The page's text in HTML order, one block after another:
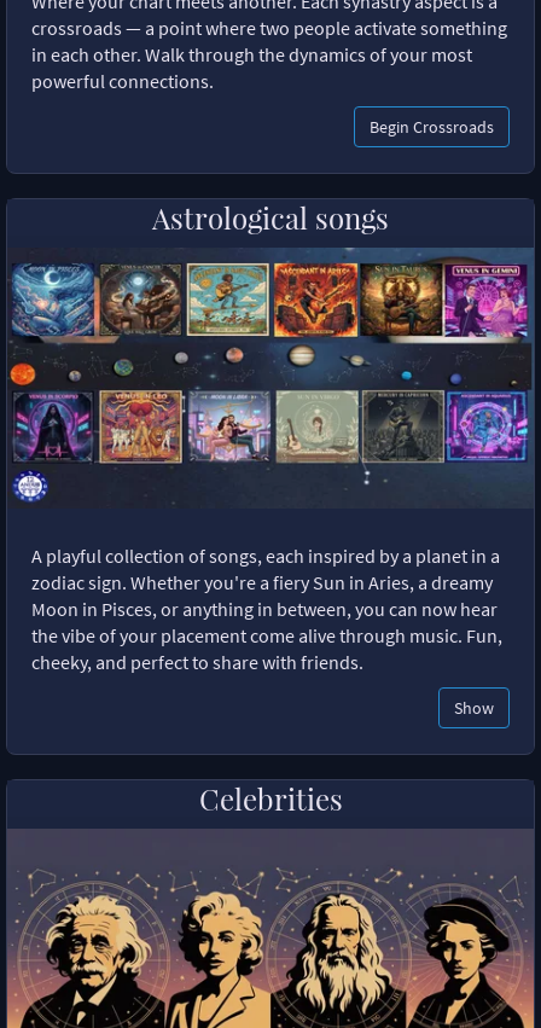
crossroads — a point where two people activate something
in each other. Walk through the dynamics of your most
powerful connections.
Begin Crossroads
Astrological songs
A playful collection of songs, each inspired by a planet in a
zodiac sign. Whether you're a fiery Sun in Aries, a dreamy
Moon in Pisces, or anything in between, you can now hear
the vibe of your placement come alive through music. Fun,
cheeky, and perfect to share with friends.
Show
Celebrities